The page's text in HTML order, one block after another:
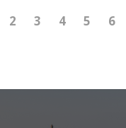
2 3 4 5 6